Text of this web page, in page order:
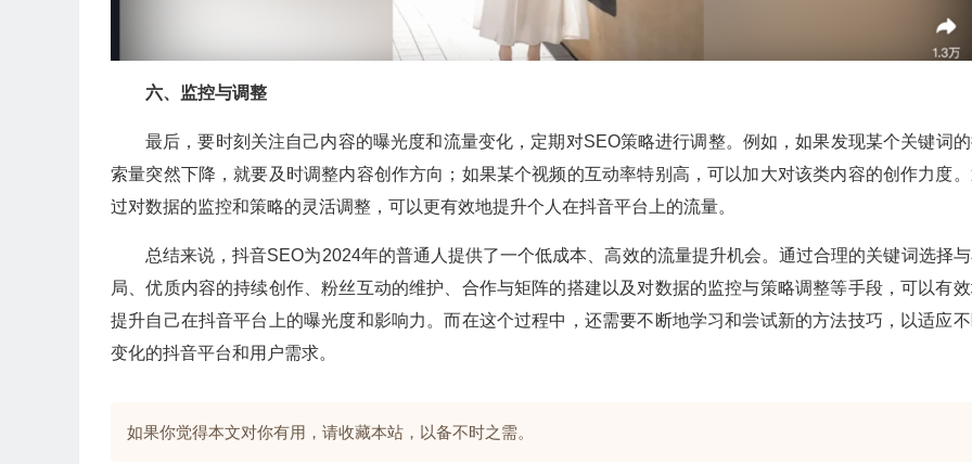
六、监控与调整
最后，要时刻关注自己内容的曝光度和流量变化，定期对SEO策略进行调整。例如，如果发现某个关键词
索量突然下降，就要及时调整内容创作方向；如果某个视频的互动率特别高，可以加大对该类内容的创作力度
过对数据的监控和策略的灵活调整，可以更有效地提升个人在抖音平台上的流量。
总结来说，抖音SEO为2024年的普通人提供了一个低成本、高效的流量提升机会。通过合理的关键词选择
局、优质内容的持续创作、粉丝互动的维护、合作与矩阵的搭建以及对数据的监控与策略调整等手段，可以有
提升自己在抖音平台上的曝光度和影响力。而在这个过程中，还需要不断地学习和尝试新的方法技巧，以适应
变化的抖音平台和用户需求。
如果你觉得本文对你有用，请收藏本站，以备不时之需。